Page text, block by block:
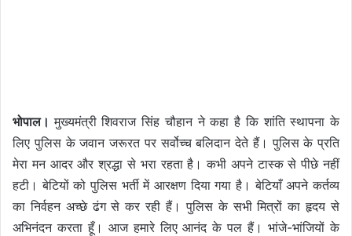
भोपाल।मुख्यमंत्री शिवराज सिंह चौहान ने कहा है कि शांति स्थापना के
लिए पुलिस के जवान जरूरत पर सर्वोच्च बलिदान देते हैं। पुलिस के प्रति
मेरा मन आदर और श्रद्धा से भरा रहता है। कभी अपने टास्क से पीछे नहीं
हटी। बेटियों को पुलिस भर्ती में आरक्षण दिया गया है। बेटियाँ अपने कर्तव्य
का निर्वहन अच्छे ढंग से कर रही हैं। पुलिस के सभी मित्रों का हृदय से
अभिनंदन करता हूँ। आज हमारे लिए आनंद के पल हैं। भांजे-भांजियों के